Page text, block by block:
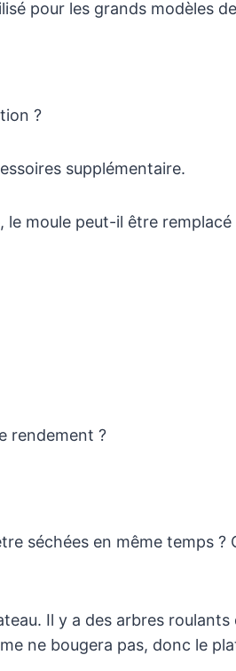
pour les grands modèles
?
supplémentaire.
moule peut-il être remplacé
rendement ?
séchées en même temps ?
Il y a des arbres roulants
ne bougera pas, donc le